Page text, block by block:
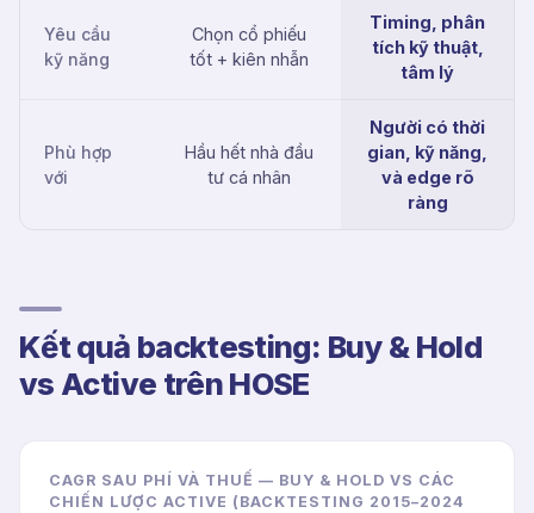
Yêu cầu
kỹ năng
Chọn cổ phiếu
tốt + kiên nhẫn
Timing, phân
tích kỹ thuật,
tâm lý
Phù hợp
với
Hầu hết nhà đầu
tư cá nhân
Người có thời
gian, kỹ năng,
và edge rõ
ràng
Kết quả backtesting: Buy & Hold
vs Active trên HOSE
CAGR SAU PHÍ VÀ THUẾ — BUY & HOLD VS CÁC
CHIẾN LƯỢC ACTIVE (BACKTESTING 2015–2024